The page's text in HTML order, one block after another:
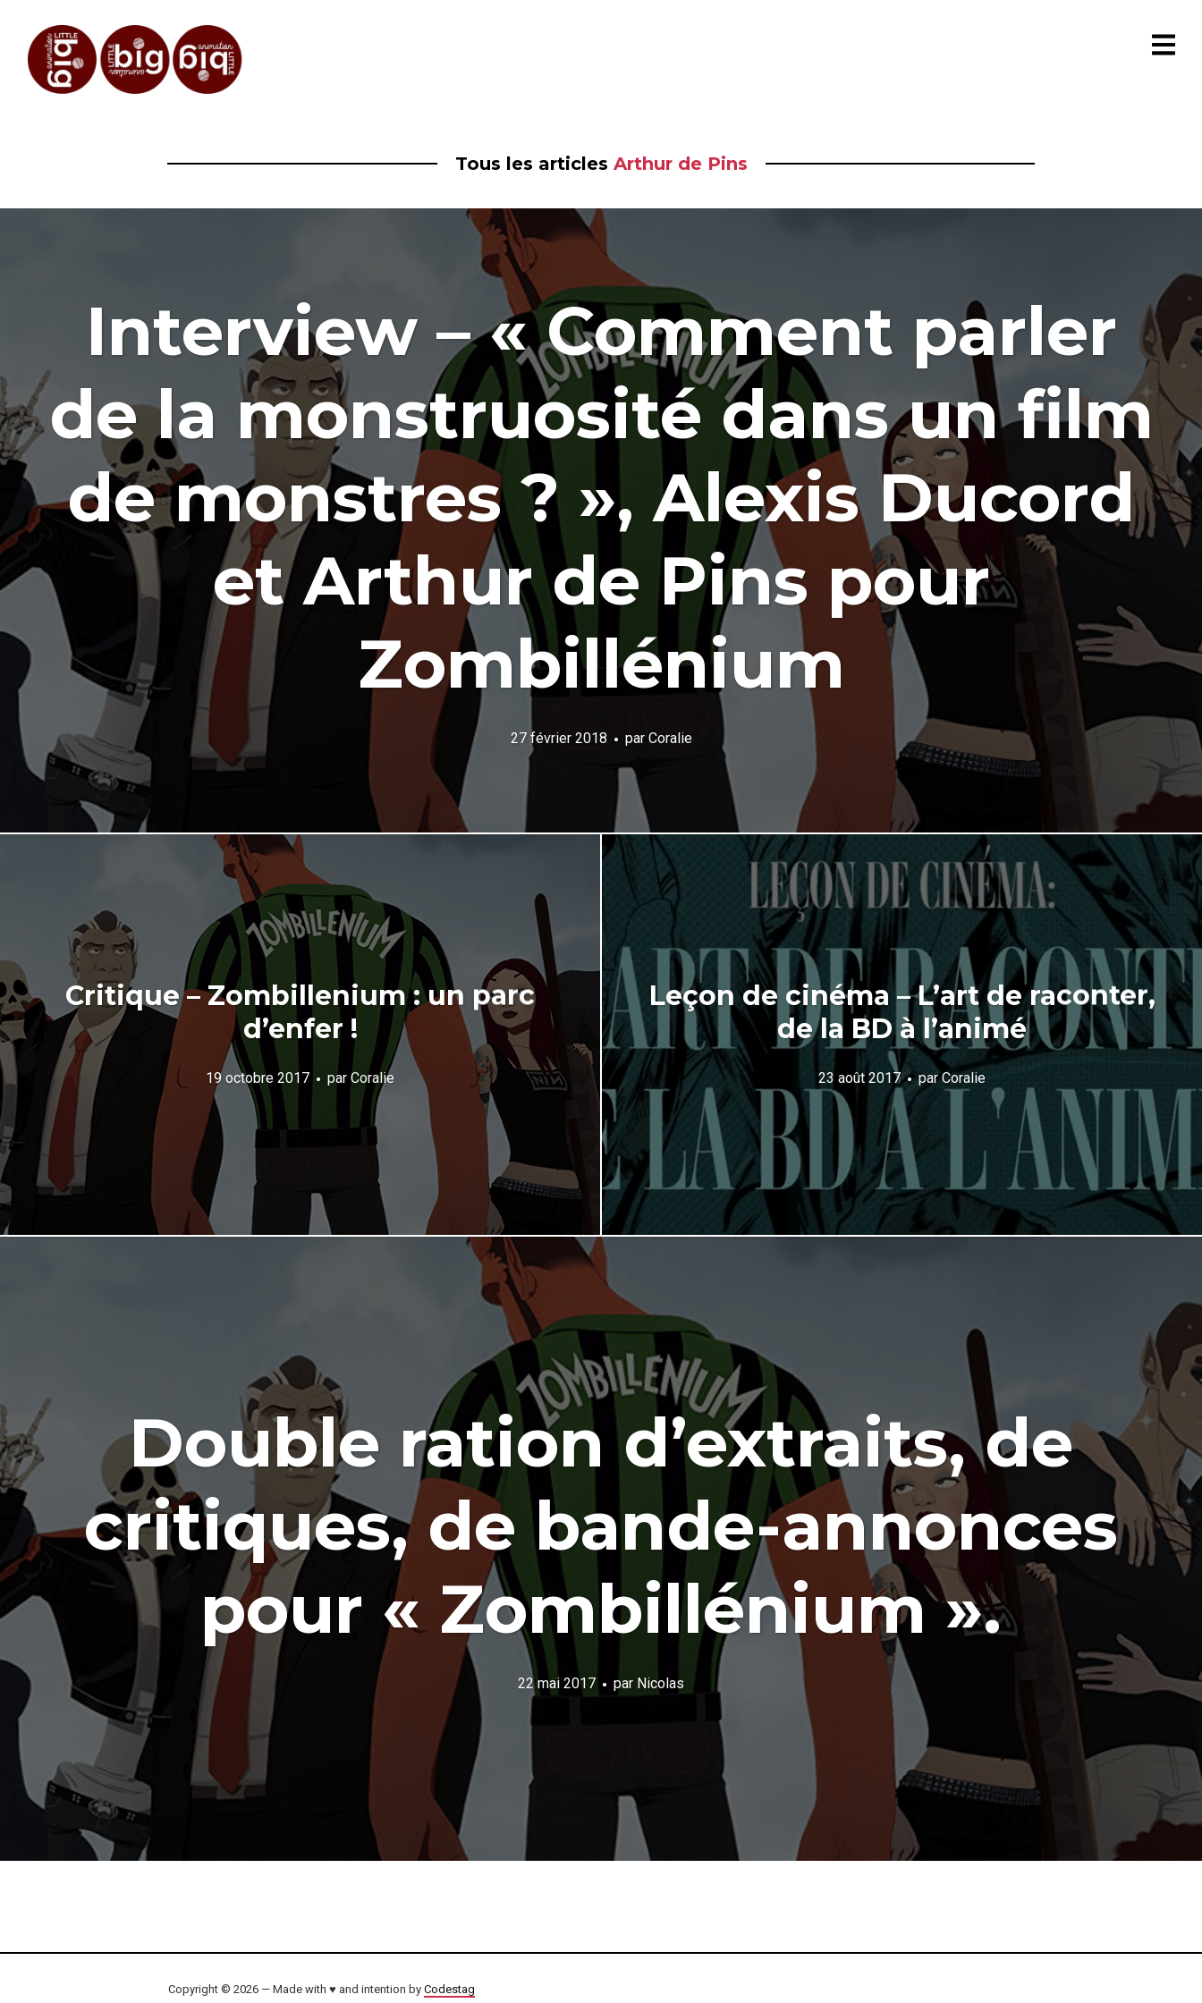
Tous les articles Arthur de Pins
Interview – « Comment parler
de la monstruosité dans un film
de monstres ? », Alexis Ducord
et Arthur de Pins pour
Zombillénium
27 février 2018 par Coralie
Critique – Zombillenium : un parc
d’enfer !
19 octobre 2017 par Coralie
Leçon de cinéma – L’art de raconter,
de la BD à l’animé
23 août 2017 parCoralie
Double ration d’extraits, de
critiques, de bande-annonces
pour « Zombillénium ».
22 mai 2017 par Nicolas
Copyright © 2026 — Made with ♥ and intention by Codestag